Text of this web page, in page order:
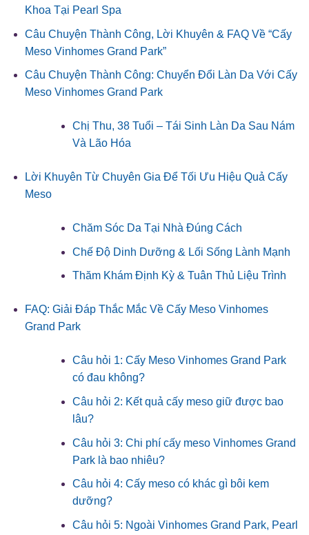
Khoa Tại Pearl Spa
Câu Chuyện Thành Công, Lời Khuyên & FAQ Về “Cấy
Meso Vinhomes Grand Park”
Câu Chuyện Thành Công: Chuyển Đổi Làn Da Với Cấy
Meso Vinhomes Grand Park
Chị Thu, 38 Tuổi – Tái Sinh Làn Da Sau Nám
Và Lão Hóa
Lời Khuyên Từ Chuyên Gia Để Tối Ưu Hiệu Quả Cấy
Meso
Chăm Sóc Da Tại Nhà Đúng Cách
Chế Độ Dinh Dưỡng & Lối Sống Lành Mạnh
Thăm Khám Định Kỳ & Tuân Thủ Liệu Trình
FAQ: Giải Đáp Thắc Mắc Về Cấy Meso Vinhomes
Grand Park
Câu hỏi 1: Cấy Meso Vinhomes Grand Park
có đau không?
Câu hỏi 2: Kết quả cấy meso giữ được bao
lâu?
Câu hỏi 3: Chi phí cấy meso Vinhomes Grand
Park là bao nhiêu?
Câu hỏi 4: Cấy meso có khác gì bôi kem
dưỡng?
Câu hỏi 5: Ngoài Vinhomes Grand Park, Pearl